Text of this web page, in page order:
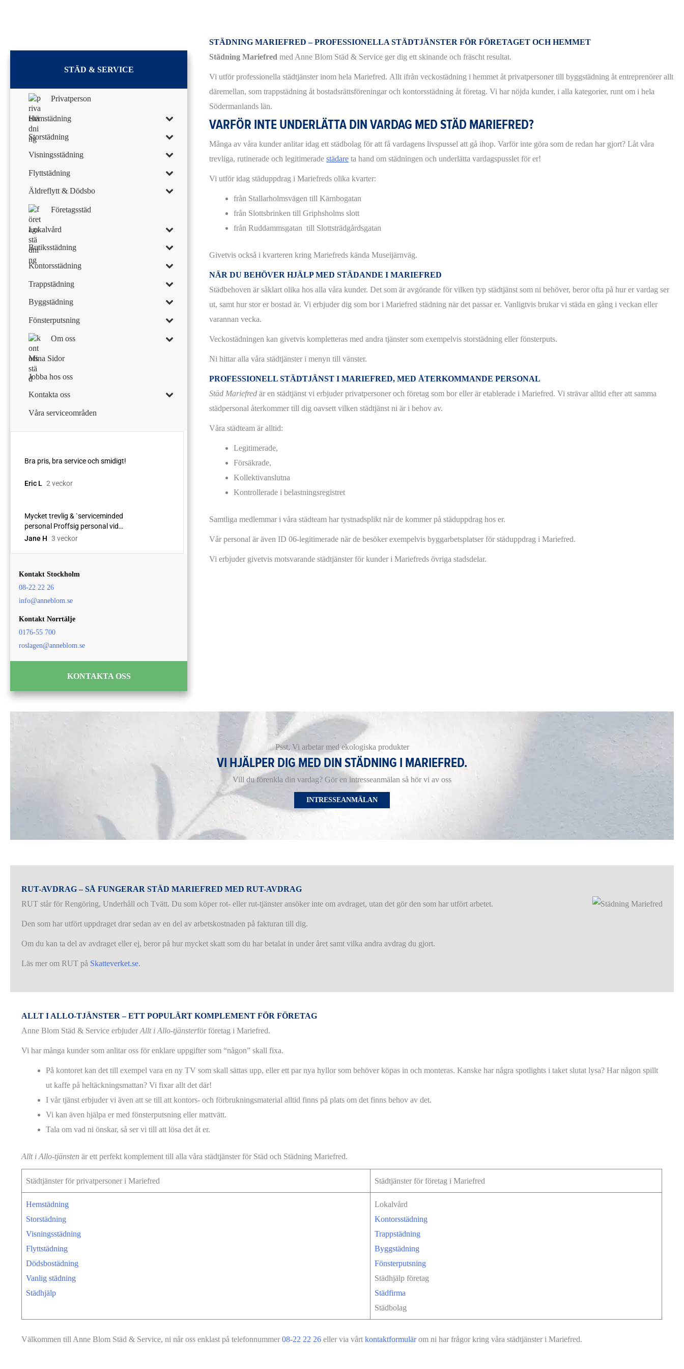
STÄD & SERVICE
Privatperson
Hemstädning
Storstädning
Visningsstädning
Flyttstädning
Äldreflytt & Dödsbo
Företagsstäd
Lokalvård
Butiksstädning
Kontorsstädning
Trappstädning
Byggstädning
Fönsterputsning
Om oss
Mina Sidor
Jobba hos oss
Kontakta oss
Våra serviceområden
Kontakt Stockholm
08-22 22 26
info@anneblom.se
Kontakt Norrtälje
0176-55 700
roslagen@anneblom.se
KONTAKTA OSS
STÄDNING MARIEFRED – PROFESSIONELLA STÄDTJÄNSTER FÖR FÖRETAGET OCH HEMMET
Städning Mariefred med Anne Blom Städ & Service ger dig ett skinande och fräscht resultat.
Vi utför professionella städtjänster inom hela Mariefred. Allt ifrån veckostädning i hemmet åt privatpersoner till byggstädning åt entreprenörer allt
däremellan, som trappstädning åt bostadsrättsföreningar och kontorsstädning åt företag. Vi har nöjda kunder, i alla kategorier, runt om i hela
Södermanlands län.
VARFÖR INTE UNDERLÄTTA DIN VARDAG MED STÄD MARIEFRED?
Många av våra kunder anlitar idag ett städbolag för att få vardagens livspussel att gå ihop. Varför inte göra som de redan har gjort? Låt våra
trevliga, rutinerade och legitimeradestädare ta hand om städningen och underlätta vardagspusslet för er!
Vi utför idag städuppdrag i Mariefreds olika kvarter:
från Stallarholmsvägen till Kärnbogatan
från Slottsbrinken till Griphsholms slott
från Ruddammsgatan till Slottsträdgårdsgatan
Givetvis också i kvarteren kring Mariefreds kända Museijärnväg.
NÄR DU BEHÖVER HJÄLP MED STÄDANDE I MARIEFRED
Städbehoven är såklart olika hos alla våra kunder. Det som är avgörande för vilken typ städtjänst som ni behöver, beror ofta på hur er vardag ser
ut, samt hur stor er bostad är. Vi erbjuder dig som bor i Mariefred städning när det passar er. Vanligtvis brukar vi städa en gång i veckan eller
varannan vecka.
Veckostädningen kan givetvis kompletteras med andra tjänster som exempelvis storstädning eller fönsterputs.
Ni hittar alla våra städtjänster i menyn till vänster.
PROFESSIONELL STÄDTJÄNST I MARIEFRED, MED ÅTERKOMMANDE PERSONAL
Städ Mariefred är en städtjänst vi erbjuder privatpersoner och företag som bor eller är etablerade i Mariefred. Vi strävar alltid efter att samma
städpersonal återkommer till dig oavsett vilken städtjänst ni är i behov av.
Våra städteam är alltid:
Legitimerade,
Försäkrade,
Kollektivanslutna
Kontrollerade i belastningsregistret
Samtliga medlemmar i våra städteam har tystnadsplikt när de kommer på städuppdrag hos er.
Vår personal är även ID 06-legitimerade när de besöker exempelvis byggarbetsplatser för städuppdrag i Mariefred.
Vi erbjuder givetvis motsvarande städtjänster för kunder i Mariefreds övriga stadsdelar.
Psst, Vi arbetar med ekologiska produkter
VI HJÄLPER DIG MED DIN STÄDNING I MARIEFRED.
Vill du förenkla din vardag? Gör en intresseanmälan så hör vi av oss
INTRESSEANMÄLAN
RUT-AVDRAG – SÅ FUNGERAR STÄD MARIEFRED MED RUT-AVDRAG
RUT står för Rengöring, Underhåll och Tvätt. Du som köper rot- eller rut-tjänster ansöker inte om avdraget, utan det gör den som har utfört arbetet.
Den som har utfört uppdraget drar sedan av en del av arbetskostnaden på fakturan till dig.
Om du kan ta del av avdraget eller ej, beror på hur mycket skatt som du har betalat in under året samt vilka andra avdrag du gjort.
Läs mer om RUT på Skatteverket.se.
ALLT I ALLO-TJÄNSTER – ETT POPULÄRT KOMPLEMENT FÖR FÖRETAG
Anne Blom Städ & Service erbjuderAllt i Allo-tjänsterför företag i Mariefred.
Vi har många kunder som anlitar oss för enklare uppgifter som “någon” skall fixa.
På kontoret kan det till exempel vara en ny TV som skall sättas upp, eller ett par nya hyllor som behöver köpas in och monteras. Kanske har några spotlights i taket slutat lysa? Har någon spillt
ut kaffe på heltäckningsmattan? Vi fixar allt det där!
I vår tjänst erbjuder vi även att se till att kontors- och förbrukningsmaterial alltid finns på plats om det finns behov av det.
Vi kan även hjälpa er med fönsterputsning eller mattvätt.
Tala om vad ni önskar, så ser vi till att lösa det åt er.
Allt i Allo-tjänsten är ett perfekt komplement till alla våra städtjänster för Städ och Städning Mariefred.
Städtjänster för privatpersoner i Mariefred Städtjänster för företag i Mariefred
Hemstädning
Storstädning
Visningsstädning
Flyttstädning
Dödsbostädning
Vanlig städning
Städhjälp
Lokalvård
Kontorsstädning
Trappstädning
Byggstädning
Fönsterputsning
Städhjälp företag
Städfirma
Städbolag
Välkommen till Anne Blom Städ & Service, ni når oss enklast på telefonnummer08-22 22 26 eller via vårtkontaktformulärom ni har frågor kring våra städtjänster i Mariefred.